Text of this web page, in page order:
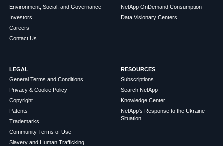
Environment, Social, and Governance
Investors
Careers
Contact Us
NetApp OnDemand Consumption
Data Visionary Centers
LEGAL
General Terms and Conditions
Privacy & Cookie Policy
Copyright
Patents
Trademarks
Community Terms of Use
Slavery and Human Trafficking
RESOURCES
Subscriptions
Search NetApp
Knowledge Center
NetApp's Response to the Ukraine
Situation